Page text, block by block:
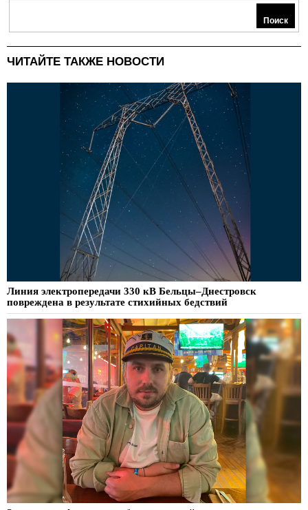
Поиск
ЧИТАЙТЕ ТАКЖЕ НОВОСТИ
Линия электропередачи 330 кВ Бельцы–Днестровск
повреждена в результате стихийных бедствий